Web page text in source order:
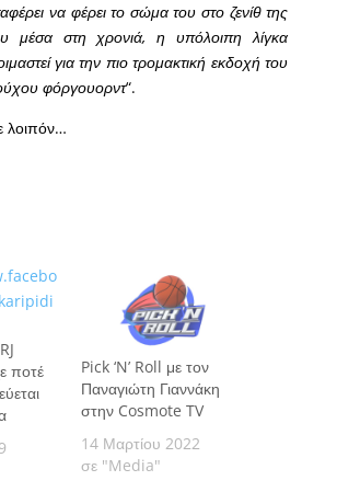
να φέρει το σώμα του στο ζενίθ της
μέσα στη χρονιά, η υπόλοιπη λίγκα
για την πιο τρομακτική εκδοχή του
φόργουορντ“.
λοιπόν…
ποτέ
Pick ‘N’ Roll με τον
Παναγιώτη Γιαννάκη
στην Cosmote TV
14 Μαρτίου 2022
σε "Media"